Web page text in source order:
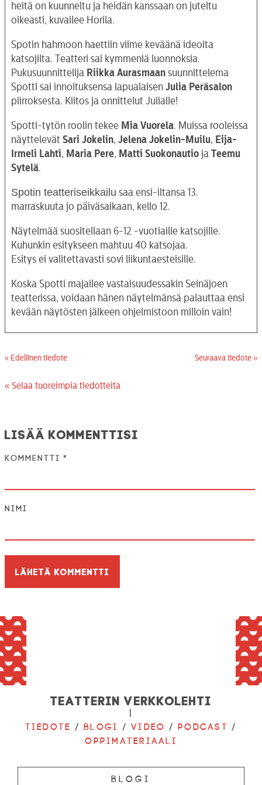
heitä on kuunneltu ja heidän kanssaan on juteltu
oikeasti, kuvailee Horila.
Spotin hahmoon haettiin viime keväänä ideoita
katsojilta. Teatteri sai kymmeniä luonnoksia.
Pukusuunnittelija Riikka Aurasmaan suunnittelema
Spotti sai innoituksensa lapualaisen Julia Peräsalon
piirroksesta. Kiitos ja onnittelut Julialle!
Spotti-tytön roolin tekee Mia Vuorela. Muissa rooleissa
näyttelevät Sari Jokelin, Jelena Jokelin-Muilu, Eija-
Irmeli Lahti, Maria Pere, Matti Suokonautio ja Teemu
Sytelä.
Spotin teatteriseikkailu saa ensi-iltansa 13.
marraskuuta jo päiväsaikaan, kello 12.
Näytelmää suositellaan 6-12 -vuotiaille katsojille.
Kuhunkin esitykseen mahtuu 40 katsojaa.
Esitys ei valitettavasti sovi liikuntaesteisille.
Koska Spotti majailee vastaisuudessakin Seinäjoen
teatterissa, voidaan hänen näytelmänsä palauttaa ensi
kevään näytösten jälkeen ohjelmistoon milloin vain!
« Edellinen tiedote Seuraava tiedote »
« Selaa tuoreimpia tiedotteita
Lisää kommenttisi
Kommentti *
Nimi
Teatterin verkkolehti
|
Tiedote /Blogi /Video /Podcast /
Oppimateriaali
Blogi